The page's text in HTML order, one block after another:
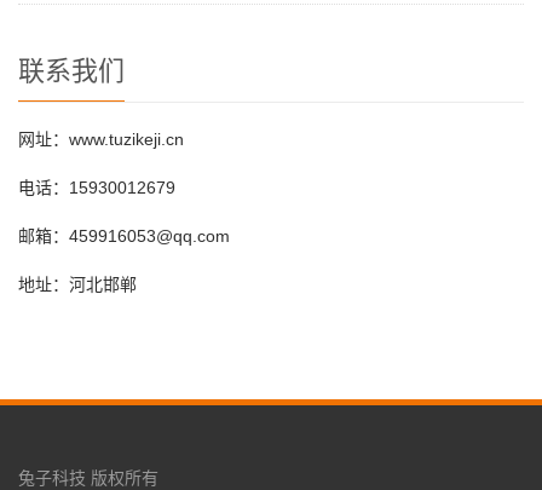
联系我们
网址：www.tuzikeji.cn
电话：15930012679
邮箱：459916053@qq.com
地址：河北邯郸
兔子科技 版权所有